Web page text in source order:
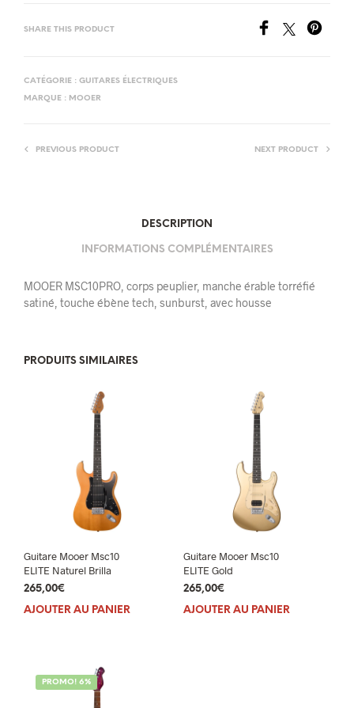
SHARE THIS PRODUCT
CATÉGORIE : GUITARES ÉLECTRIQUES
MARQUE : MOOER
PREVIOUS PRODUCT NEXT PRODUCT
DESCRIPTION
INFORMATIONS COMPLÉMENTAIRES
MOOER MSC10PRO, corps peuplier, manche érable torréfié
satiné, touche ébène tech, sunburst, avec housse
PRODUITS SIMILAIRES
Guitare Mooer Msc10
ELITE Naturel Brilla
265,00€
AJOUTER AU PANIER
Guitare Mooer Msc10
ELITE Gold
265,00€
AJOUTER AU PANIER
PROMO! 6%